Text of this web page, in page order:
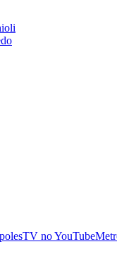
noYouTube